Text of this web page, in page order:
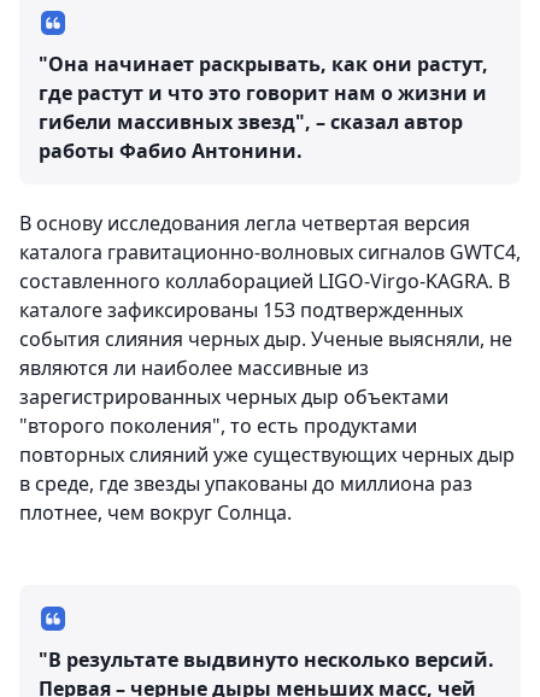
"Она начинает раскрывать, как они растут,
где растут и что это говорит нам о жизни и
гибели массивных звезд", – сказал автор
работы Фабио Антонини.
В основу исследования легла четвертая версия
каталога гравитационно-волновых сигналов GWTC4,
составленного коллаборацией LIGO-Virgo-KAGRA. В
каталоге зафиксированы 153 подтвержденных
события слияния черных дыр. Ученые выясняли, не
являются ли наиболее массивные из
зарегистрированных черных дыр объектами
"второго поколения", то есть продуктами
повторных слияний уже существующих черных дыр
в среде, где звезды упакованы до миллиона раз
плотнее, чем вокруг Солнца.
"В результате выдвинуто несколько версий.
Первая – черные дыры меньших масс, чей